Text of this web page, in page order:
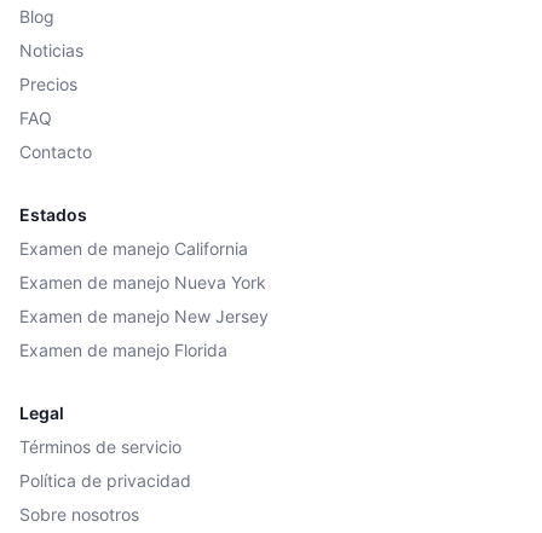
Blog
Noticias
Precios
FAQ
Contacto
Estados
Examen de manejo California
Examen de manejo Nueva York
Examen de manejo New Jersey
Examen de manejo Florida
Legal
Términos de servicio
Política de privacidad
Sobre nosotros